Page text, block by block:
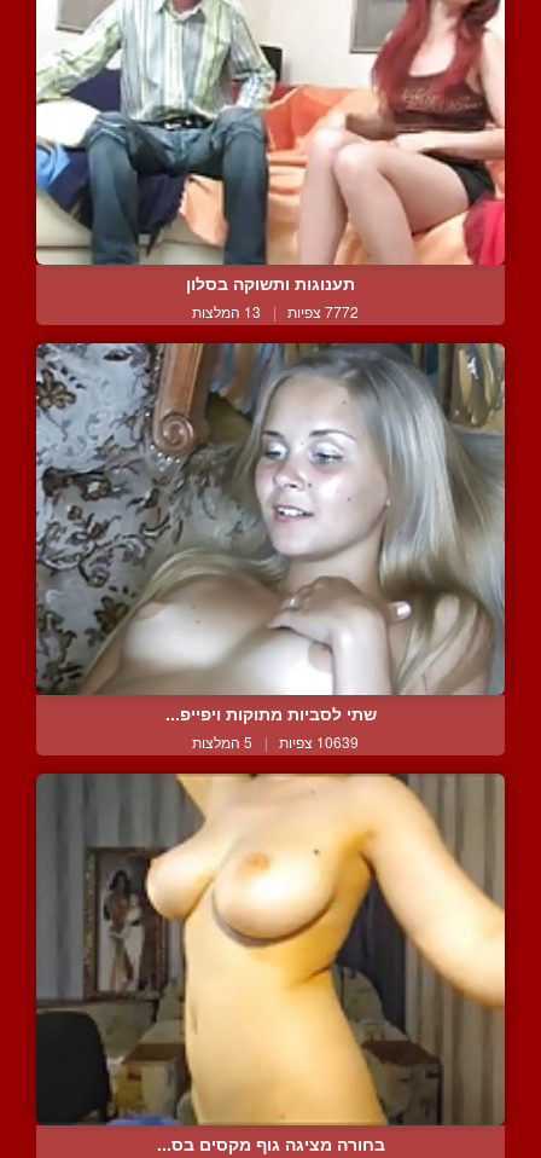
תענוגות ותשוקה בסלון
7772 צפיות | 13 המלצות
שתי לסביות מתוקות ויפייפ...
10639 צפיות | 5 המלצות
בחורה מציגה גוף מקסים בס...